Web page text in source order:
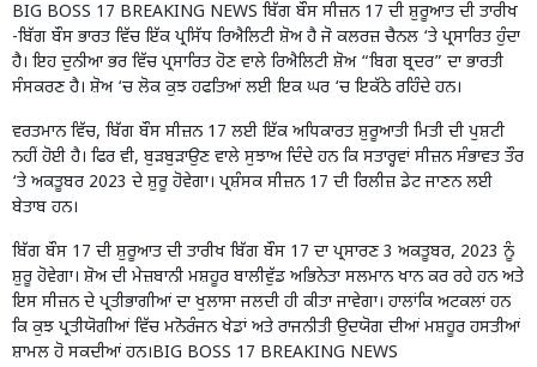
BIG BOSS 17 BREAKING NEWS ਬਿੱਗ ਬੌਸ ਸੀਜ਼ਨ 17 ਦੀ ਸ਼ੁਰੂਆਤ ਦੀ ਤਾਰੀਖ
-ਬਿੱਗ ਬੌਸ ਭਾਰਤ ਵਿੱਚ ਇੱਕ ਪ੍ਰਸਿੱਧ ਰਿਐਲਿਟੀ ਸ਼ੋਅ ਹੈ ਜੋ ਕਲਰਜ਼ ਚੈਨਲ ‘ਤੇ ਪ੍ਰਸਾਰਿਤ ਹੁੰਦਾ
ਹੈ। ਇਹ ਦੁਨੀਆ ਭਰ ਵਿੱਚ ਪ੍ਰਸਾਰਿਤ ਹੋਣ ਵਾਲੇ ਰਿਐਲਿਟੀ ਸ਼ੋਅ “ਬਿਗ ਬ੍ਰਦਰ” ਦਾ ਭਾਰਤੀ
ਸੰਸਕਰਣ ਹੈ। ਸ਼ੋਅ ‘ਚ ਲੋਕ ਕੁਝ ਹਫਤਿਆਂ ਲਈ ਇਕ ਘਰ ‘ਚ ਇਕੱਠੇ ਰਹਿੰਦੇ ਹਨ।
ਵਰਤਮਾਨ ਵਿੱਚ, ਬਿੱਗ ਬੌਸ ਸੀਜ਼ਨ 17 ਲਈ ਇੱਕ ਅਧਿਕਾਰਤ ਸ਼ੁਰੂਆਤੀ ਮਿਤੀ ਦੀ ਪੁਸ਼ਟੀ
ਨਹੀਂ ਹੋਈ ਹੈ। ਫਿਰ ਵੀ, ਬੁੜਬੁੜਾਉਣ ਵਾਲੇ ਸੁਝਾਅ ਦਿੰਦੇ ਹਨ ਕਿ ਸਤਾਰ੍ਹਵਾਂ ਸੀਜ਼ਨ ਸੰਭਾਵਤ ਤੌਰ
‘ਤੇ ਅਕਤੂਬਰ 2023 ਦੇ ਸ਼ੁਰੂ ਹੋਵੇਗਾ। ਪ੍ਰਸ਼ੰਸਕ ਸੀਜ਼ਨ 17 ਦੀ ਰਿਲੀਜ਼ ਡੇਟ ਜਾਣਨ ਲਈ
ਬੇਤਾਬ ਹਨ।
ਬਿੱਗ ਬੌਸ 17 ਦੀ ਸ਼ੁਰੂਆਤ ਦੀ ਤਾਰੀਖ ਬਿੱਗ ਬੌਸ 17 ਦਾ ਪ੍ਰਸਾਰਣ 3 ਅਕਤੂਬਰ, 2023 ਨੂੰ
ਸ਼ੁਰੂ ਹੋਵੇਗਾ। ਸ਼ੋਅ ਦੀ ਮੇਜ਼ਬਾਨੀ ਮਸ਼ਹੂਰ ਬਾਲੀਵੁੱਡ ਅਭਿਨੇਤਾ ਸਲਮਾਨ ਖਾਨ ਕਰ ਰਹੇ ਹਨ ਅਤੇ
ਇਸ ਸੀਜ਼ਨ ਦੇ ਪ੍ਰਤੀਭਾਗੀਆਂ ਦਾ ਖੁਲਾਸਾ ਜਲਦੀ ਹੀ ਕੀਤਾ ਜਾਵੇਗਾ। ਹਾਲਾਂਕਿ ਅਟਕਲਾਂ ਹਨ
ਕਿ ਕੁਝ ਪ੍ਰਤੀਯੋਗੀਆਂ ਵਿੱਚ ਮਨੋਰੰਜਨ ਖੇਡਾਂ ਅਤੇ ਰਾਜਨੀਤੀ ਉਦਯੋਗ ਦੀਆਂ ਮਸ਼ਹੂਰ ਹਸਤੀਆਂ
ਸ਼ਾਮਲ ਹੋ ਸਕਦੀਆਂ ਹਨ।BIG BOSS 17 BREAKING NEWS